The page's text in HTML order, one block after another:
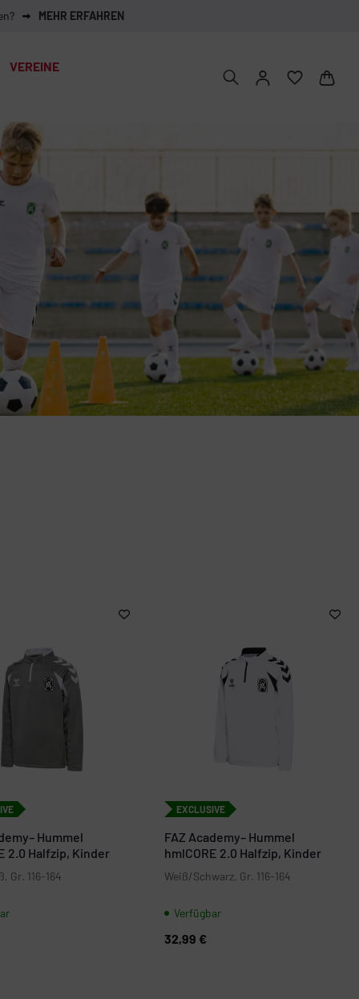
MEHR ERFAHREN
VEREINE
Hummel
2.0 Halfzip, Kinder
Gr. 116-164
EXCLUSIVE
FAZ Academy– Hummel
hmlCORE 2.0 Halfzip, Kinder
Weiß/Schwarz, Gr. 116-164
Verfügbar
32,99 €